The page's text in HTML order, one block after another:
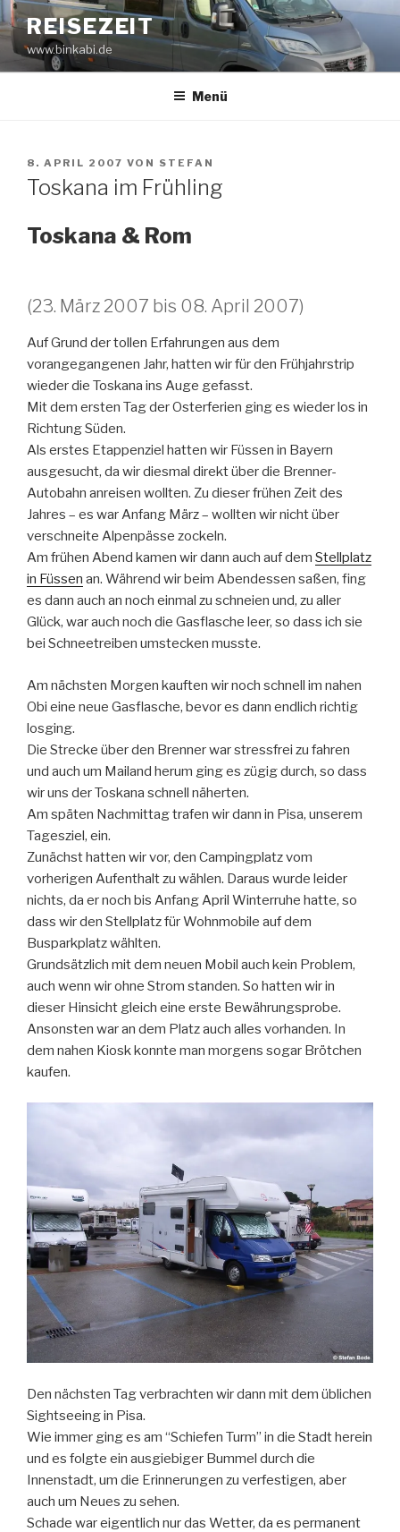
Zum
Inhalt
springen
REISEZEIT
www.binkabi.de
Menü
VERÖFFENTLICHT
AM
8. APRIL 2007 VON STEFAN
Toskana im Frühling
Toskana & Rom
(23. März 2007 bis 08. April 2007)
Auf Grund der tollen Erfahrungen aus dem
vorangegangenen Jahr, hatten wir für den Frühjahrstrip
wieder die Toskana ins Auge gefasst.
Mit dem ersten Tag der Osterferien ging es wieder los in
Richtung Süden.
Als erstes Etappenziel hatten wir Füssen in Bayern
ausgesucht, da wir diesmal direkt über die Brenner-
Autobahn anreisen wollten. Zu dieser frühen Zeit des
Jahres – es war Anfang März – wollten wir nicht über
verschneite Alpenpässe zockeln.
Am frühen Abend kamen wir dann auch auf dem Stellplatz
in Füssen an. Während wir beim Abendessen saßen, fing
es dann auch an noch einmal zu schneien und, zu aller
Glück, war auch noch die Gasflasche leer, so dass ich sie
bei Schneetreiben umstecken musste.
Am nächsten Morgen kauften wir noch schnell im nahen
Obi eine neue Gasflasche, bevor es dann endlich richtig
losging.
Die Strecke über den Brenner war stressfrei zu fahren
und auch um Mailand herum ging es zügig durch, so dass
wir uns der Toskana schnell näherten.
Am späten Nachmittag trafen wir dann in Pisa, unserem
Tagesziel, ein.
Zunächst hatten wir vor, den Campingplatz vom
vorherigen Aufenthalt zu wählen. Daraus wurde leider
nichts, da er noch bis Anfang April Winterruhe hatte, so
dass wir den Stellplatz für Wohnmobile auf dem
Busparkplatz wählten.
Grundsätzlich mit dem neuen Mobil auch kein Problem,
auch wenn wir ohne Strom standen. So hatten wir in
dieser Hinsicht gleich eine erste Bewährungsprobe.
Ansonsten war an dem Platz auch alles vorhanden. In
dem nahen Kiosk konnte man morgens sogar Brötchen
kaufen.
Den nächsten Tag verbrachten wir dann mit dem üblichen
Sightseeing in Pisa.
Wie immer ging es am “Schiefen Turm” in die Stadt herein
und es folgte ein ausgiebiger Bummel durch die
Innenstadt, um die Erinnerungen zu verfestigen, aber
auch um Neues zu sehen.
Schade war eigentlich nur das Wetter, da es permanent